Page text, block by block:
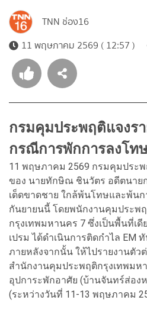
TNN ช่อง16
11 พฤษภาคม 2569 ( 12:57 )
กรมคุมประพฤติแจงรา
กรณีการพักการลงโ
11 พฤษภาคม 2569 กรมคุมประ
ของ นายทักษิณ ชินวัตร อดีตนาย
เด็ดขาดชาย ใกล้พ้นโทษและพ้น
กันยายนนี้ โดยพนักงานคุมประพ
กรุงเทพมหานคร 7 ซึ่งเป็นพื้นที่เดี
เปรม ได้ดำเนินการติดกำไล EM
ภายหลังจากนั้น ให้ไปรายงานตั
สำนักงานคุมประพฤติกรุงเทพมห
อุปการะพักอาศัย (บ้านจันทร์ส่อง
(ระหว่างวันที่ 11-13 พฤษภาคม